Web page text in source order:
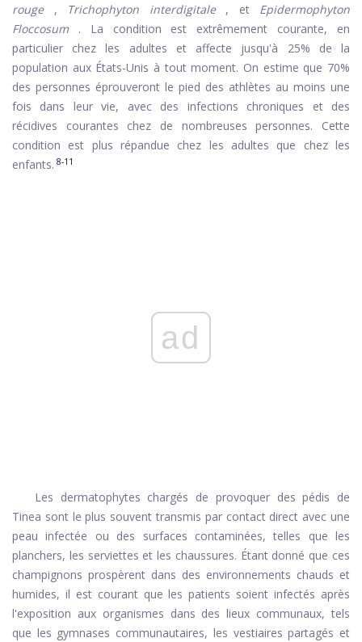
rouge, Trichophyton interdigitale, et Epidermophyton
Floccosum . La condition est extrêmement courante, en
particulier chez les adultes et affecte jusqu'à 25% de la
population aux États-Unis à tout moment. On estime que 70%
des personnes éprouveront le pied des athlètes au moins une
fois dans leur vie, avec des infections chroniques et des
récidives courantes chez de nombreuses personnes. Cette
condition est plus répandue chez les adultes que chez les
enfants. 8-11
ad
Les dermatophytes chargés de provoquer des pédis de
Tinea sont le plus souvent transmis par contact direct avec une
peau infectée ou des surfaces contaminées, telles que les
planchers, les serviettes et les chaussures. Étant donné que ces
champignons prospèrent dans des environnements chauds et
humides, il est courant que les patients soient infectés après
l'exposition aux organismes dans des lieux communaux, tels
que les gymnases communautaires, les vestiaires partagés et